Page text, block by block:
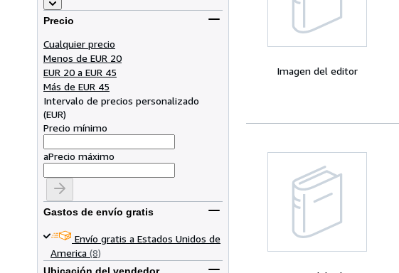
Precio
Cualquier precio
Menos de EUR 20
EUR 20 a EUR 45
Más de EUR 45
Intervalo de precios personalizado
(EUR)
Precio mínimo
aPrecio máximo
Gastos de envío gratis
Envío gratis a Estados Unidos de
America (8)
Imagen del editor